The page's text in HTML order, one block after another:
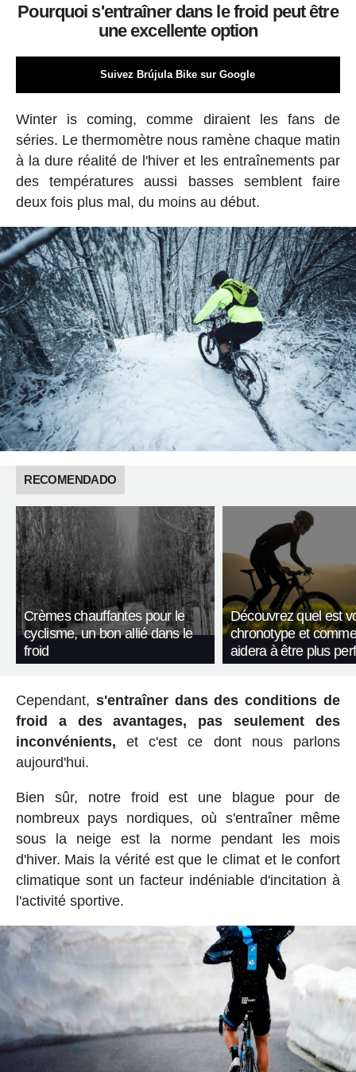
Pourquoi s'entraîner dans le froid peut être
une excellente option
Suivez Brújula Bike sur Google
Winter is coming, comme diraient les fans de
séries. Le thermomètre nous ramène chaque matin
à la dure réalité de l'hiver et les entraînements par
des températures aussi basses semblent faire
deux fois plus mal, du moins au début.
RECOMENDADO
Crèmes chauffantes pour le
cyclisme, un bon allié dans le
froid
Découvrez quel est
chronotype et
aidera à être plus
Cependant, s'entraîner dans des conditions de
froid a des avantages, pas seulement des
inconvénients, et c'est ce dont nous parlons
aujourd'hui.
Bien sûr, notre froid est une blague pour de
nombreux pays nordiques, où s'entraîner même
sous la neige est la norme pendant les mois
d'hiver. Mais la vérité est que le climat et le confort
climatique sont un facteur indéniable d'incitation à
l'activité sportive.